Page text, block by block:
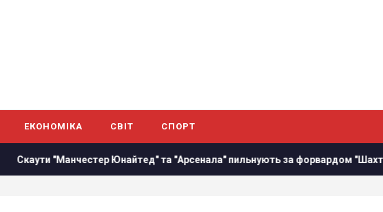
ЕКОНОМІКА СВІТ СПОРТ
Скаути "Манчестер Юнайтед" та "Арсенала" пильнують за форвардом "Шахтаря"